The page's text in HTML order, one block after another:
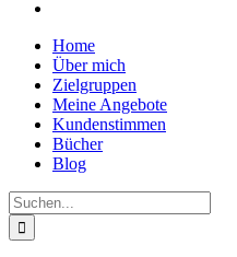
Home
Über mich
Zielgruppen
Meine Angebote
Kundenstimmen
Bücher
Blog
Suche
nach: